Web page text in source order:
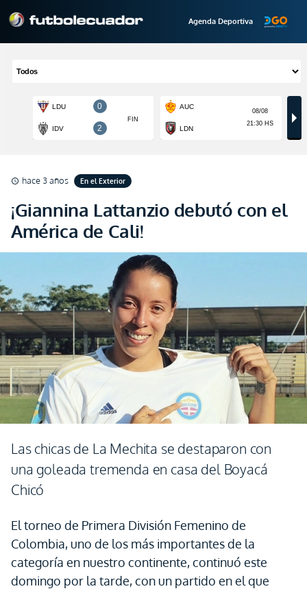
Agenda Deportiva
schedule hace 3 años En el Exterior
¡Giannina Lattanzio debutó con el
América de Cali!
Las chicas de La Mechita se destaparon con
una goleada tremenda en casa del Boyacá
Chicó
El torneo de Primera División Femenino de
Colombia, uno de los más importantes de la
categoría en nuestro continente, continuó este
domingo por la tarde, con un partido en el que